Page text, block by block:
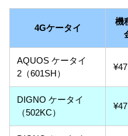
4Gケータイ
機
AQUOS ケータイ
2（601SH）
DIGNO ケータイ
（502KC）